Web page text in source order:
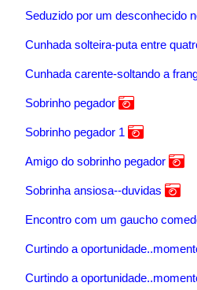
Seduzido por um desconhecido
Cunhada solteira-puta entre
Cunhada carente-soltando a
Sobrinho pegador
Sobrinho pegador 1
Amigo do sobrinho pegador
Sobrinha ansiosa--duvidas
Encontro com um gaucho
Curtindo a
Curtindo a